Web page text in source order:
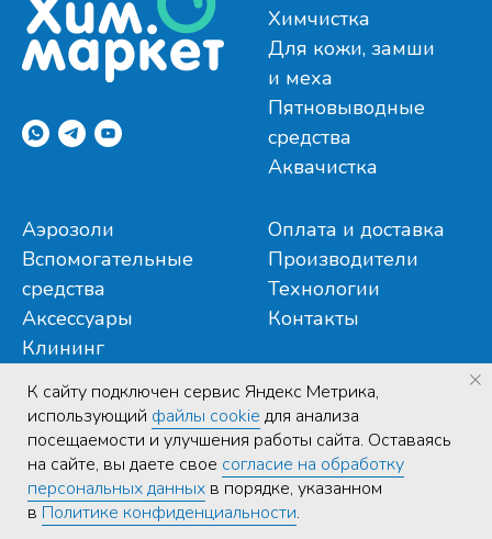
Химчистка
Для кожи, замши
и меха
Пятновыводные
средства
Аквачистка
Аэрозоли
Вспомогательные
средства
Аксессуары
Клининг
Оплата и доставка
Производители
Технологии
Контакты
Политика конфиденциальности| Договор публичной
оферты
К cайту подключен сервис Яндекс Метрика,
использующий файлы cookie для анализа
посещаемости и улучшения работы сайта. Оставаясь
на сайте, вы даете свое согласие на обработку
персональных данных в порядке, указанном
в Политике конфиденциальности.
// ...existing code...// ...existing code...